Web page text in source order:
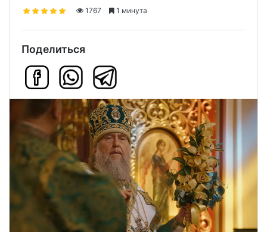
1767
1 минута
Поделиться